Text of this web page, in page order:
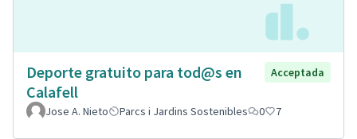
Deporte gratuito para tod@s en
Calafell
Acceptada
Jose A. Nieto Parcs i Jardins Sostenibles 0 7